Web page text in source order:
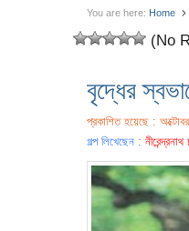
You are here: Home
(No
বৃদ্ধের
প্রকাশিত হয়েছে :
গল্প লিখেছেন : নীরেন্দ্রনাথ